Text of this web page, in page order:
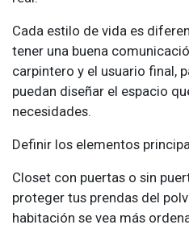
Cada estilo de vida es
tener una buena
carpintero y el usuario final,
puedan diseñar el espacio
necesidades.
Definir los elementos
Closet con puertas o sin
proteger tus prendas del
habitación se vea más